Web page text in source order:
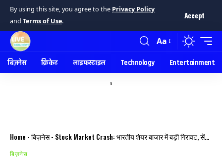
By using this site, you agree to the Privacy Policy
and Terms of Use.
Accept
Aa
बिज़नेस क्रिकेट लाइफस्टाइल Technology Entertainment
a
Home -बिज़नेस- Stock Market Crash: भारतीय शेयर बाजार में बड़ी गिरावट, सेंसेक्स-निफ्टी रेड ज़ोन में बंद
बिज़नेस